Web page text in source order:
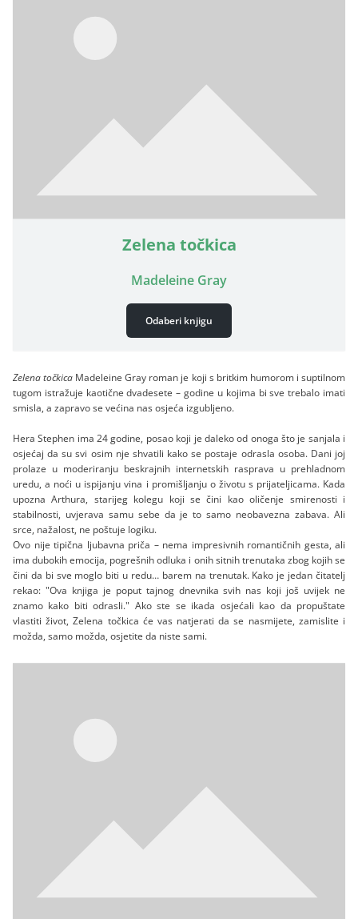
Zelena točkica
Madeleine Gray
Odaberi knjigu
Zelena točkica Madeleine Gray roman je koji s britkim humorom i suptilnom
tugom istražuje kaotične dvadesete – godine u kojima bi sve trebalo imati
smisla, a zapravo se većina nas osjeća izgubljeno.
Hera Stephen ima 24 godine, posao koji je daleko od onoga što je sanjala i
osjećaj da su svi osim nje shvatili kako se postaje odrasla osoba. Dani joj
prolaze u moderiranju beskrajnih internetskih rasprava u prehladnom
uredu, a noći u ispijanju vina i promišljanju o životu s prijateljicama. Kada
upozna Arthura, starijeg kolegu koji se čini kao oličenje smirenosti i
stabilnosti, uvjerava samu sebe da je to samo neobavezna zabava. Ali
srce, nažalost, ne poštuje logiku.
Ovo nije tipična ljubavna priča – nema impresivnih romantičnih gesta, ali
ima dubokih emocija, pogrešnih odluka i onih sitnih trenutaka zbog kojih se
čini da bi sve moglo biti u redu… barem na trenutak. Kako je jedan čitatelj
rekao: "Ova knjiga je poput tajnog dnevnika svih nas koji još uvijek ne
znamo kako biti odrasli." Ako ste se ikada osjećali kao da propuštate
vlastiti život, Zelena točkica će vas natjerati da se nasmijete, zamislite i
možda, samo možda, osjetite da niste sami.